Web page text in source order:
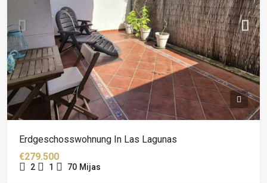
Erdgeschosswohnung In Las Lagunas
€279.500
2 1 70 Mijas